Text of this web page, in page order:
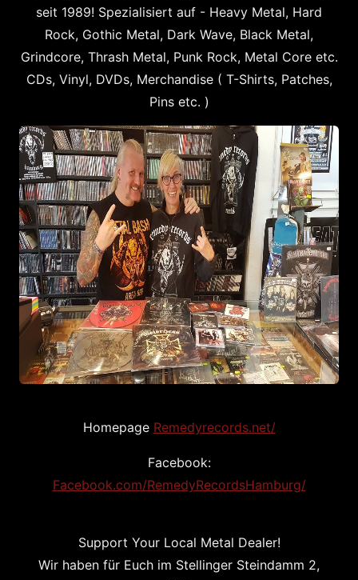
seit 1989! Spezialisiert auf - Heavy Metal, Hard
Rock, Gothic Metal, Dark Wave, Black Metal,
Grindcore, Thrash Metal, Punk Rock, Metal Core etc.
CDs, Vinyl, DVDs, Merchandise ( T-Shirts, Patches,
Pins etc. )
Homepage Remedyrecords.net/
Facebook:
Facebook.com/RemedyRecordsHamburg/
Support Your Local Metal Dealer!
Wir haben für Euch im Stellinger Steindamm 2,